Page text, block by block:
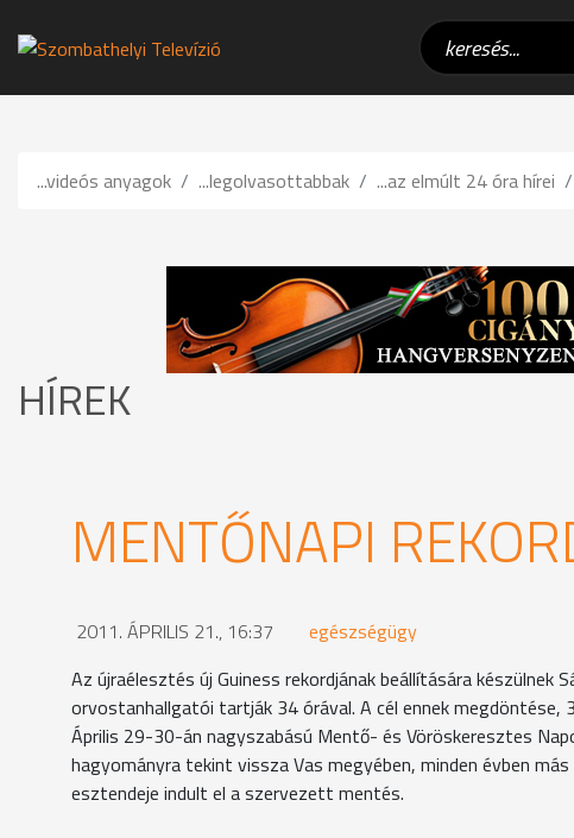
...videós anyagok ...legolvasottabbak ...az elmúlt 24 óra hírei
HÍREK
MENTŐNAPI
2011. ÁPRILIS 21., 16:37
egészségügy
Az újraélesztés új Guiness rekordjának beállítására készülnek
orvostanhallgatói tartják 34 órával. A cél ennek megdöntése,
Április 29-30-án nagyszabású Mentő- és Vöröskeresztes
hagyományra tekint vissza Vas megyében, minden évben
esztendeje indult el a szervezett mentés.